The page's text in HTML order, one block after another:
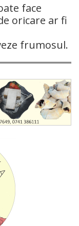
face
oricare ar fi
frumosul.